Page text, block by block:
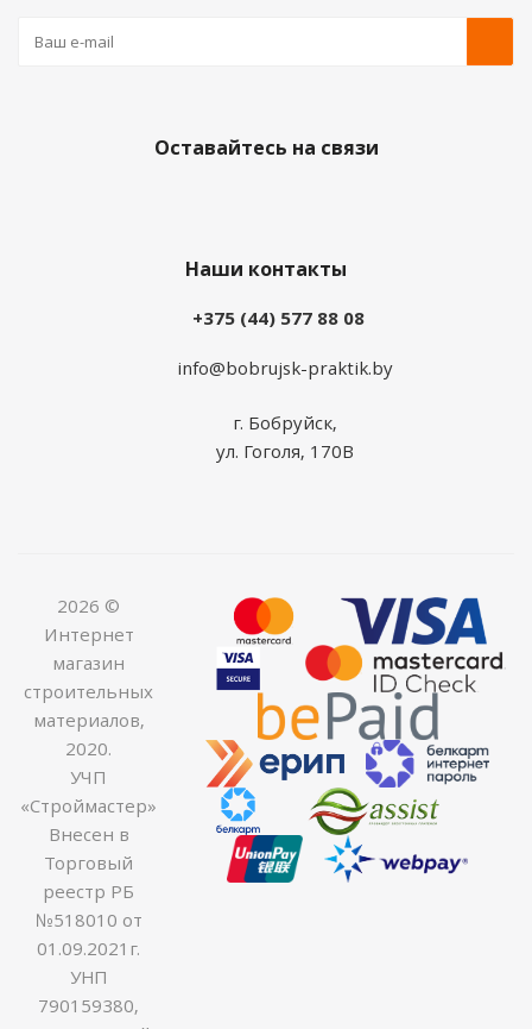
Оставайтесь на связи
Наши контакты
+375 (44) 577 88 08
info@bobrujsk-praktik.by
г. Бобруйск,
ул. Гоголя, 170В
2026 ©
Интернет
магазин
строительных
материалов,
2020.
УЧП
«Строймастер»
Внесен в
Торговый
реестр РБ
№518010 от
01.09.2021г.
УНП
790159380,